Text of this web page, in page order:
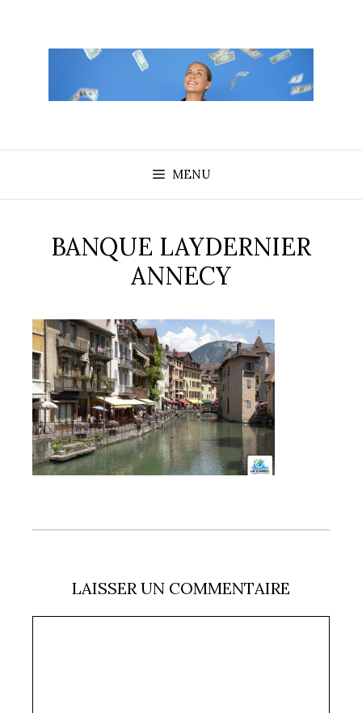
contenu
MENU
BANQUE LAYDERNIER
ANNECY
LAISSER UN COMMENTAIRE